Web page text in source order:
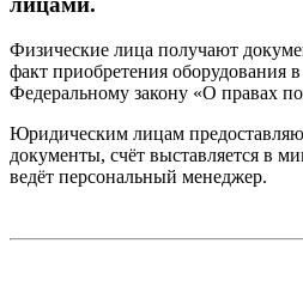
Физические лица получают
факт приобретения оборудования
Федеральному закону «О правах
Юридическим лицам
документы, счёт выставляется в
ведёт персональный менеджер.